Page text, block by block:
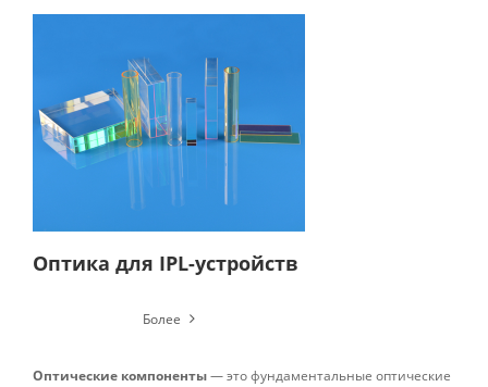
Оптика для IPL-устройств
Более
Оптические компоненты— это фундаментальные оптические